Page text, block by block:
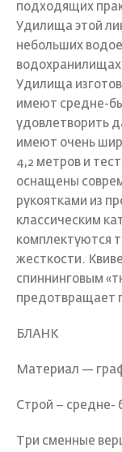
подходящих
Удилища этой
небольших
Удилища
имеют средне-
удовлетворить
имеют очень
4,2 метров и
оснащены
рукоятками из
классическим
комплектуются
жесткости.
спиннинговым
предотвращает
БЛАНК
Материал —
Строй – средне-
Три сменные